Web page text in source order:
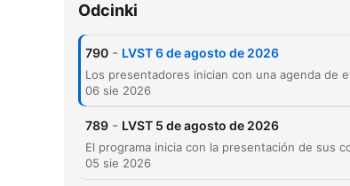
00:35:07 Lavado de pies y
00:43:06 Uso y secado de
Odcinki
790 - LVST 6 de agosto de 2026
06 sie 2026
789 - LVST 5 de agosto de 2026
05 sie 2026